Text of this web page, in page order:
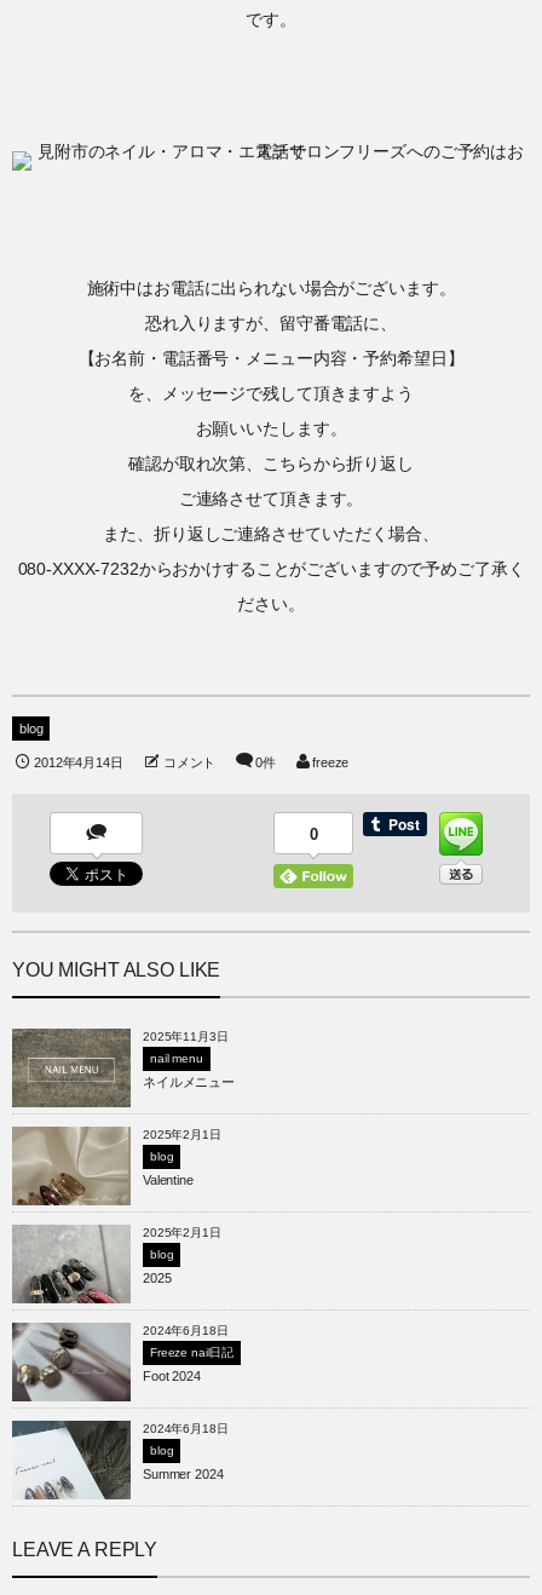
です。
施術中はお電話に出られない場合がございます。
恐れ入りますが、留守番電話に、
【お名前・電話番号・メニュー内容・予約希望日】
を、メッセージで残して頂きますよう
お願いいたします。
確認が取れ次第、こちらから折り返し
ご連絡させて頂きます。
また、折り返しご連絡させていただく場合、
080-XXXX-7232からおかけすることがございますので予めご了承く
ださい。
blog
2012年4月14日 コメント 0件 freeze
0
YOU MIGHT ALSO LIKE
2025年11月3日
nail menu
ネイルメニュー
2025年2月1日
blog
Valentine
2025年2月1日
blog
2025
2024年6月18日
Freeze nail日記
Foot 2024
2024年6月18日
blog
Summer 2024
LEAVE A REPLY